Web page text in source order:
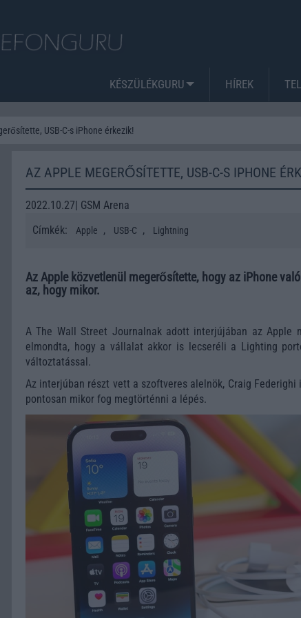
KÉSZÜLÉKGURU HÍREK
USB-C-s iPhone érkezik!
AZ APPLE MEGERŐSÍTETTE, USB-C-S IPHONE
2022.10.27| GSM Arena
Címkék:
Apple , USB-C , Lightning
Az Apple közvetlenül megerősítette, hogy az iPhone
az, hogy mikor.
A The Wall Street Journalnak adott interjújában az Apple
elmondta, hogy a vállalat akkor is lecseréli a Lighting
változtatással.
Az interjúban részt vett a szoftveres alelnök, Craig Federighi
pontosan mikor fog megtörténni a lépés.